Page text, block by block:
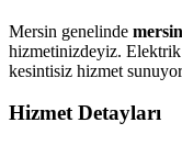
Mersin genelinde
hizmetinizdeyiz. Elektrik
kesintisiz hizmet
Hizmet Detayları